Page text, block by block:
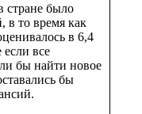
стране было
в то время как
в 6,4
все
бы найти новое
бы